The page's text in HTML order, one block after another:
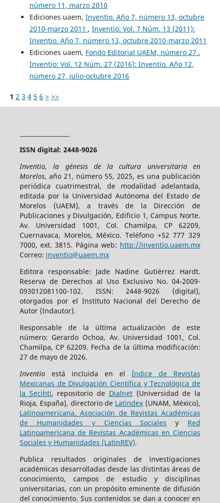
número 11, marzo 2010
Ediciones uaem, Inventio. Año 7, número 13, octubre
2010-marzo 2011 , Inventio: Vol. 7 Núm. 13 (2011):
Inventio. Año 7, número 13, octubre 2010-marzo 2011
Ediciones uaem, Fondo Editorial UAEM, número 27 ,
Inventio: Vol. 12 Núm. 27 (2016): Inventio. Año 12,
número 27, julio-octubre 2016
1 2 3 4 5 6 > >>
ISSN digital: 2448-9026
Inventio, la génesis de la cultura universitaria en
Morelos, año 21, número 55, 2025, es una publicación
periódica cuatrimestral, de modalidad adelantada,
editada por la Universidad Autónoma del Estado de
Morelos (UAEM), a través de la Dirección de
Publicaciones y Divulgación, Edificio 1, Campus Norte.
Av. Universidad 1001, Col. Chamilpa, CP 62209,
Cuernavaca, Morelos, México. Teléfono +52 777 329
7000, ext. 3815. Página web: http://inventio.uaem.mx
Correo: inventio@uaem.mx
Editora responsable: Jade Nadine Gutiérrez Hardt.
Reserva de Derechos al Uso Exclusivo No. 04-2009-
093012081100-102. ISSN: 2448-9026 (digital),
otorgados por el Instituto Nacional del Derecho de
Autor (Indautor).
Responsable de la última actualización de este
número: Gerardo Ochoa, Av. Universidad 1001, Col.
Chamilpa, CP 62209. Fecha de la última modificación:
27 de mayo de 2026.
Inventioestá incluida en elÍndice de Revistas
Mexicanas de Divulgación Científica y Tecnológica de
la Secihti, repositorio de Dialnet(Universidad de la
Rioja, España), directorio de Latindex (UNAM, México),
Latinoamericana. Asociación de Revistas Académicas
de Humanidades y Ciencias Sociales y Red
Latinoamericana de Revistas Académicas en Ciencias
Sociales y Humanidades (LatinREV).
Publica resultados originales de investigaciones
académicas desarrolladas desde las distintas áreas de
conocimiento, campos de estudio y disciplinas
universitarias, con un propósito eminente de difusión
del conocimiento. Sus contenidos se dan a conocer en